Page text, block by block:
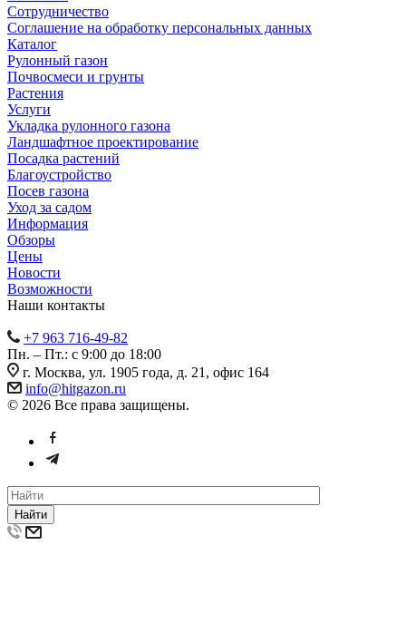
Сотрудничество
Соглашение на обработку персональных данных
Каталог
Рулонный газон
Почвосмеси и грунты
Растения
Услуги
Укладка рулонного газона
Ландшафтное проектирование
Посадка растений
Благоустройство
Посев газона
Уход за садом
Информация
Обзоры
Цены
Новости
Возможности
Наши контакты
+7 963 716-49-82
Пн. – Пт.: с 9:00 до 18:00
г. Москва, ул. 1905 года, д. 21, офис 164
info@hitgazon.ru
© 2026 Все права защищены.
Найти